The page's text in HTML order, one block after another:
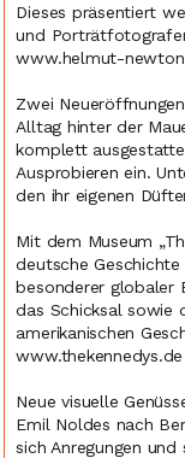
Dieses präsentiert
und
www.helmut-
Zwei
Alltag hinter der
komplett
Ausprobieren ein.
den ihr eigenen
Mit dem Museum
deutsche
besonderer globaler
das Schicksal sowie
amerikanischen
www.thekennedys.de
Neue visuelle
Emil Noldes nach
sich Anregungen